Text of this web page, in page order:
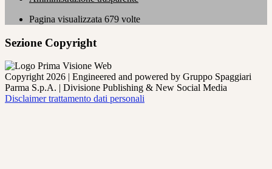
Pagina visualizzata 679 volte
Sezione Copyright
Copyright 2026 | Engineered and powered by Gruppo Spaggiari
Parma S.p.A. | Divisione Publishing & New Social Media
Disclaimer trattamento dati personali